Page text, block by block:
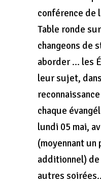
conférence de
Table ronde
changeons de
aborder … les
leur sujet,
chaque
lundi 05 mai,
(moyennant
additionnel)
autres